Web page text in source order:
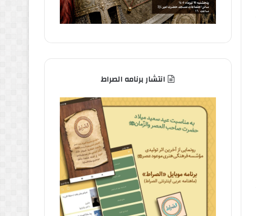
انتشار برنامه الصراط